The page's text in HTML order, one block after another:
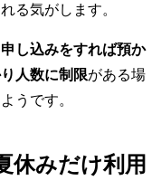
る気がします。
申し込みをすれば預か
人数に制限がある場
うです。
休みだけ利用